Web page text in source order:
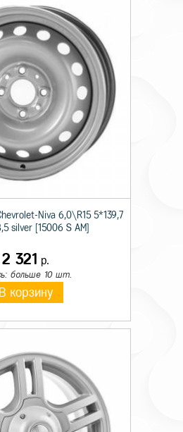
Niva 6,0\R15 5*139,7
silver [15006 S AM]
2 321 р.
больше 10 шт.
В корзину